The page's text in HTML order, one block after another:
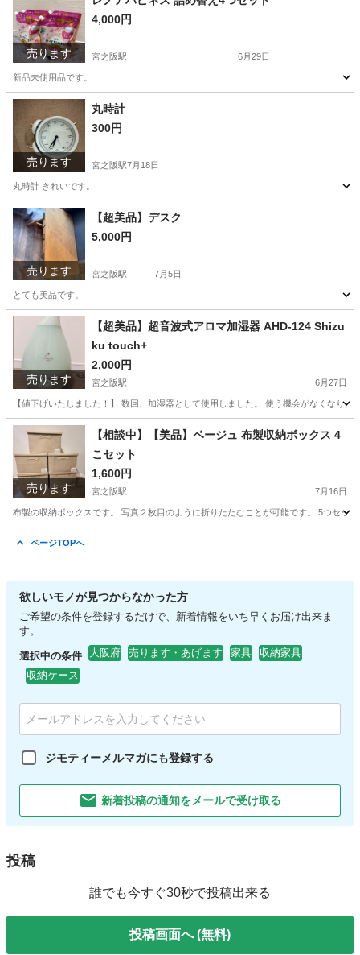
売ります
4,000円
宮之阪駅 6月29日
新品未使用品です。
大阪 枚方市 宮之阪駅
売ります
丸時計
300円
宮之阪駅7月18日
丸時計 きれいです。
大阪 枚方市 宮之阪駅 時計
売ります
【超美品】デスク
5,000円
宮之阪駅 7月5日
とても美品です。
大阪 枚方市 宮之阪駅 テーブル デスク
売ります
【超美品】超音波式アロマ加湿器 AHD-124 Shizu
ku touch+
2,000円
宮之阪駅 6月27日
【値下げいたしました！】 数回、加湿器として使用しました。 使う機会がなくなり
大阪 枚方市 宮之阪駅 季節、空調家電
売ります
【相談中】【美品】ベージュ 布製収納ボックス 4
こセット
1,600円
宮之阪駅 7月16日
布製の収納ボックスです。 写真２枚目のように折りたたむことが可能です。 5つセッ
ページTOPへ
欲しいモノが見つからなかった方
ご希望の条件を登録するだけで、新着情報をいち早くお届け出来ま
す。
選択中の条件 大阪府 売ります・あげます 家具
収納家具
収納ケース
ジモティーメルマガにも登録する
新着投稿の通知をメールで受け取る
投稿
誰でも今すぐ30秒で投稿出来る
投稿画面へ (無料)